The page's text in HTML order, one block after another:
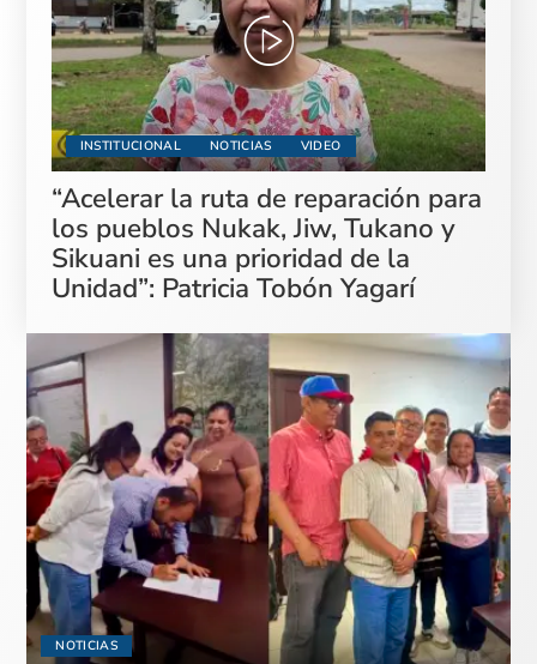
INSTITUCIONAL NOTICIAS VIDEO
“Acelerar la ruta de reparación para
los pueblos Nukak, Jiw, Tukano y
Sikuani es una prioridad de la
Unidad”: Patricia Tobón Yagarí
NOTICIAS